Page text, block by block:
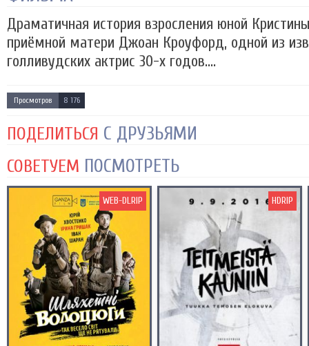
Драматичная история взросления юной
приёмной матери Джоан Кроуфорд, одной из
голливудских актрис 30-х годов....
Просмотров 8 176
ПОДЕЛИТЬСЯ С ДРУЗЬЯМИ
СОВЕТУЕМ ПОСМОТРЕТЬ
WEB-DLRIP HDRIP